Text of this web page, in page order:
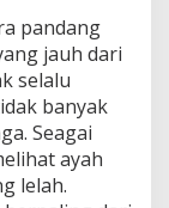
pandang
jauh dari
selalu
banyak
Seagai
ayah
lelah.